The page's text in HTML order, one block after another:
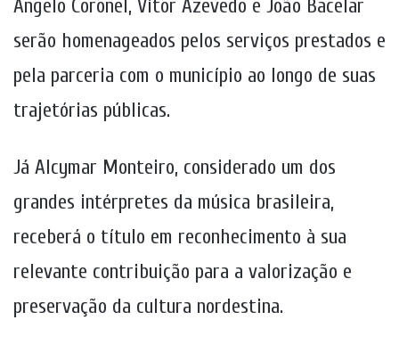
Angelo Coronel, Vitor Azevedo e João Bacelar
serão homenageados pelos serviços prestados e
pela parceria com o município ao longo de suas
trajetórias públicas.
Já Alcymar Monteiro, considerado um dos
grandes intérpretes da música brasileira,
receberá o título em reconhecimento à sua
relevante contribuição para a valorização e
preservação da cultura nordestina.